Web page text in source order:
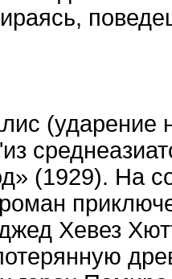
(ударение
(1929). На
Хевез